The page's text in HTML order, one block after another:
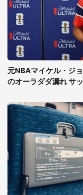
元NBAマイケル・ジ
のオーラダダ漏れ サ